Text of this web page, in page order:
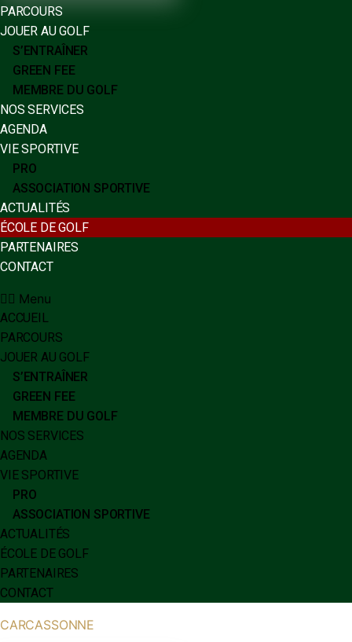
PARCOURS
JOUER AU GOLF
S’ENTRAÎNER
GREEN FEE
MEMBRE DU GOLF
NOS SERVICES
AGENDA
VIE SPORTIVE
PRO
ASSOCIATION SPORTIVE
ACTUALITÉS
ÉCOLE DE GOLF
PARTENAIRES
CONTACT
Menu
ACCUEIL
PARCOURS
JOUER AU GOLF
S’ENTRAÎNER
GREEN FEE
MEMBRE DU GOLF
NOS SERVICES
AGENDA
VIE SPORTIVE
PRO
ASSOCIATION SPORTIVE
ACTUALITÉS
ÉCOLE DE GOLF
PARTENAIRES
CONTACT
CARCASSONNE